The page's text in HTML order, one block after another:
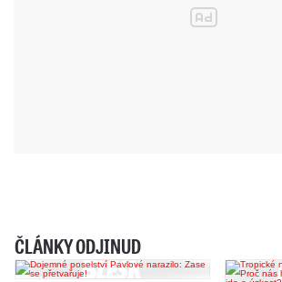
ČLÁNKY ODJINUD